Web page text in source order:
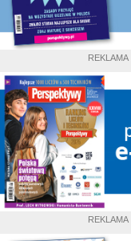
REKLAMA
REKLAMA